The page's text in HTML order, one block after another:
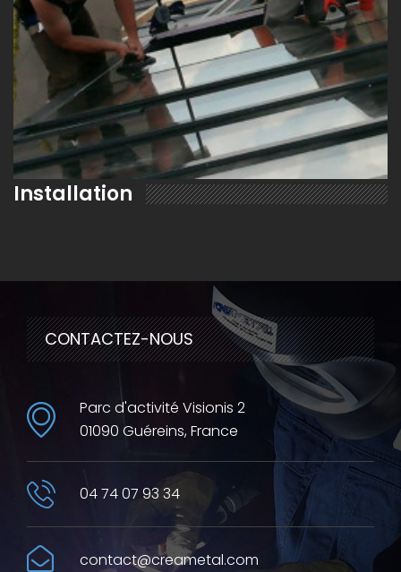
EN SAVOIR PLUS
Installation
CONTACTEZ-NOUS
Parc d'activité Visionis 2
01090 Guéreins, France
04 74 07 93 34
contact@creametal.com